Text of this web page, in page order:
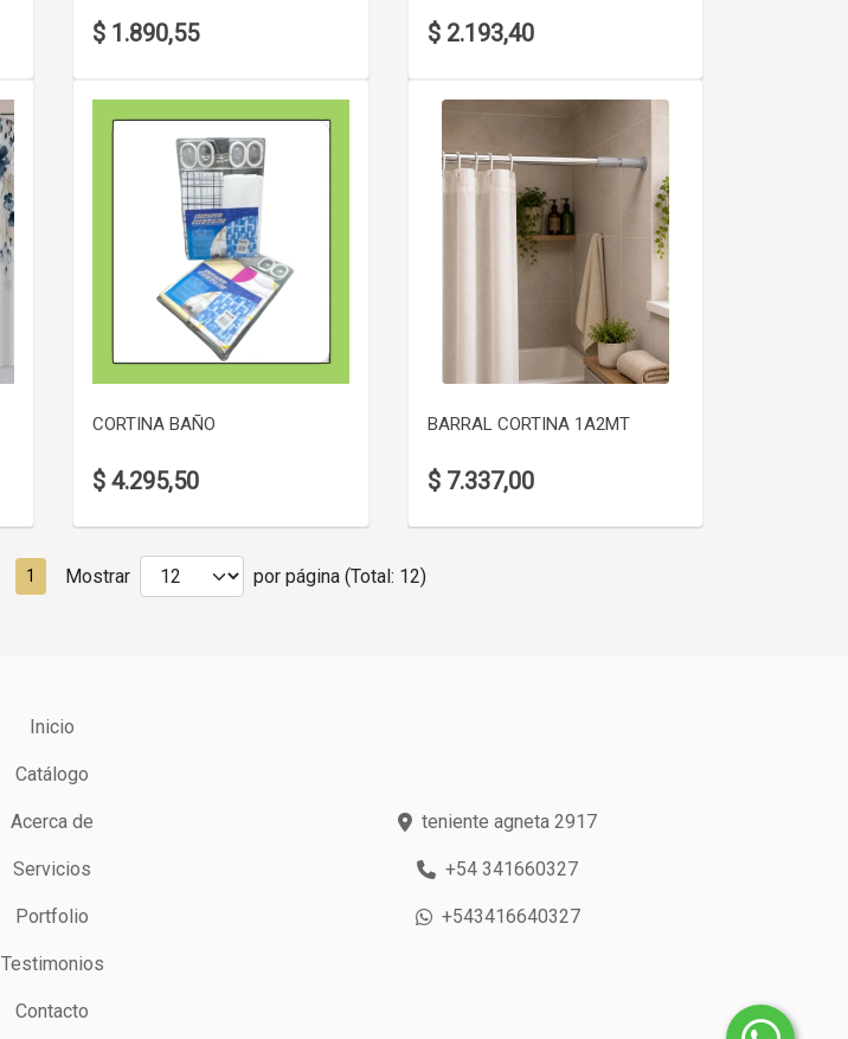
$ 1.890,55 $ 2.193,40
CORTINA BAÑO
$ 4.295,50
VER DETALLE
BARRAL CORTINA 1A2MT
$ 7.337,00
1 Mostrar por página (Total: 12)
Inicio
Catálogo
Acerca de
Servicios
Portfolio
Testimonios
Contacto
teniente agneta 2917
+54 341660327
+543416640327